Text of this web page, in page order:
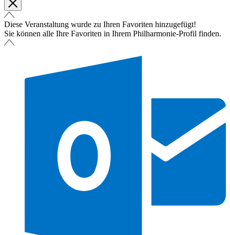
Diese Veranstaltung wurde zu Ihren Favoriten hinzugefügt!
Sie können alle Ihre Favoriten in Ihrem Philharmonie-Profil finden.